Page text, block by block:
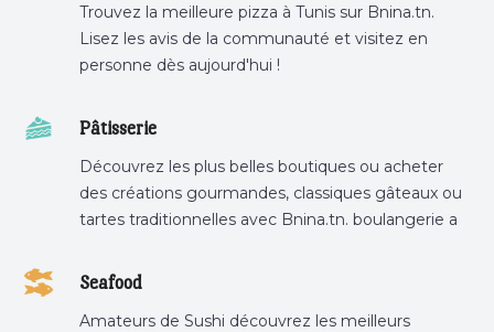
Trouvez la meilleure pizza à Tunis sur Bnina.tn.
Lisez les avis de la communauté et visitez en
personne dès aujourd'hui !
Pâtisserie
Découvrez les plus belles boutiques ou acheter
des créations gourmandes, classiques gâteaux ou
tartes traditionnelles avec Bnina.tn. boulangerie a
tunis, pâtisserie sousse .
Seafood
Amateurs de Sushi découvrez les meilleurs